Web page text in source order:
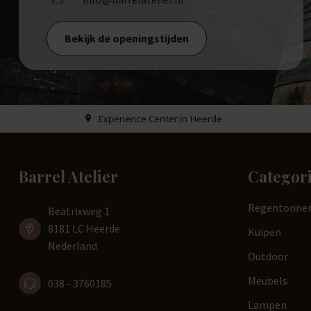
Bekijk de openingstijden
Experience Center in Heerde
Barrel Atelier
Beatrixweg 1
8181 LC Heerde
Nederland
038 - 3760185
Kuipen
Outdoor
Meubels
Lampen